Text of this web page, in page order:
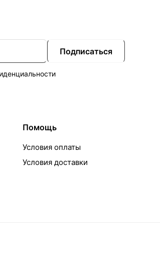
Подписаться
Помощь
Условия оплаты
Условия доставки